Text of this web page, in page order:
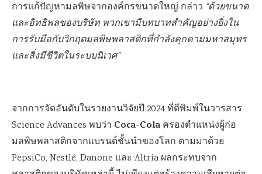
การแก้ปัญหามลพิษจากองค์กรขนาดใหญ่ กล่าว “ด้วยขนาด
และอิทธิพลของบริษัท พวกเขามีบทบาทสำคัญอย่างยิ่งใน
การรับมือกับวิกฤตมลพิษพลาสติกที่กำลังคุกคามมหาสมุทร
และสิ่งมีชีวิตในระบบนิเวศ”
จากการจัดอันดับในรายงานวิจัยปี 2024 ที่ตีพิมพ์ในวารสาร
Science Advances พบว่า Coca-Cola ครองตำแหน่งผู้ก่อ
มลพิษพลาสติกจากแบรนด์ชั้นนำของโลก ตามมาด้วย
PepsiCo, Nestlé, Danone และ Altria ผลกระทบจาก